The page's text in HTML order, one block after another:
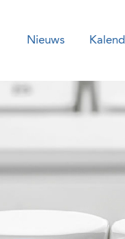
Nieuws